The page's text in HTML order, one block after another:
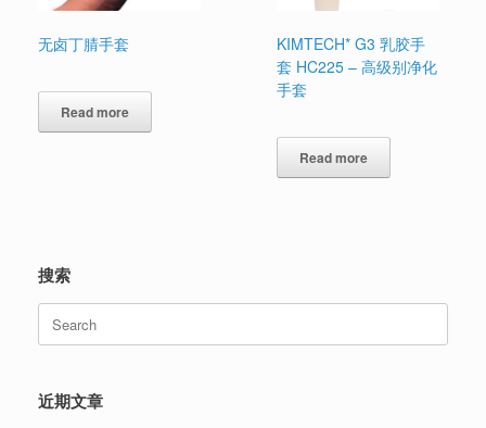
无卤丁腈手套
Read more
KIMTECH* G3 乳胶手
套 HC225 – 高级别净化
手套
Read more
搜索
Search
for:
近期文章